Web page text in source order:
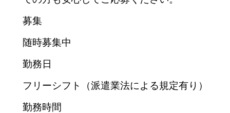
募集
随時募集中
勤務日
フリーシフト（派遣業法による規定有り）
勤務時間